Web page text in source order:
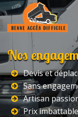
Nos
Devis et
Sans
Artisan
Prix imbattable